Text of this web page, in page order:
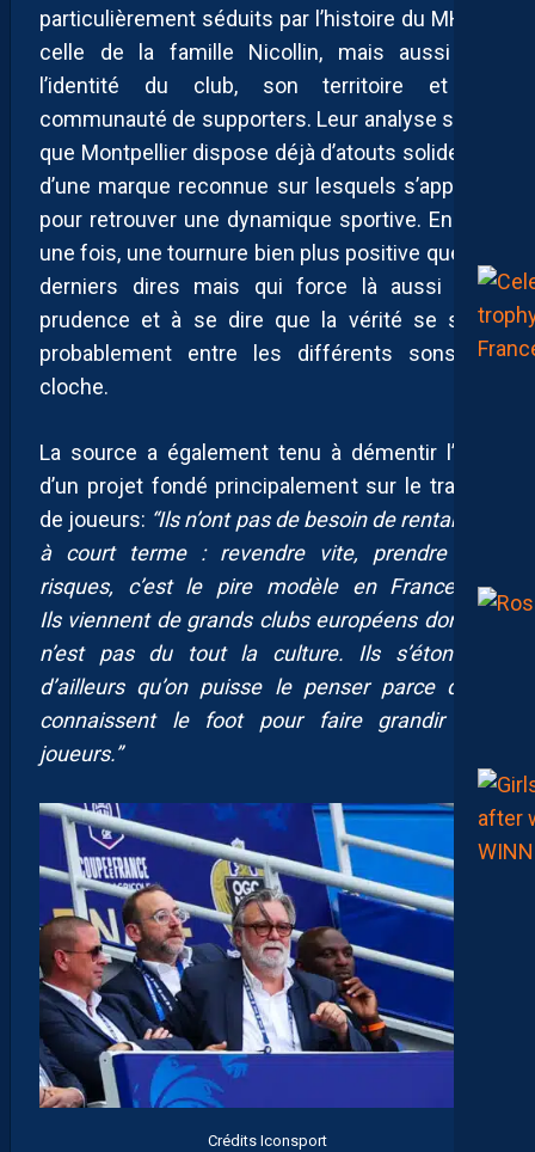
particulièrement séduits par l’histoire du MHSC,
celle de la famille Nicollin, mais aussi par
l’identité du club, son territoire et sa
communauté de supporters. Leur analyse serait
que Montpellier dispose déjà d’atouts solides et
d’une marque reconnue sur lesquels s’appuyer
pour retrouver une dynamique sportive. Encore
une fois, une tournure bien plus positive que les
derniers dires mais qui force là aussi à la
prudence et à se dire que la vérité se situe
probablement entre les différents sons de
cloche.
La source a également tenu à démentir l’idée
d’un projet fondé principalement sur le trading
de joueurs: “Ils n’ont pas de besoin de rentabilité
à court terme : revendre vite, prendre des
risques, c’est le pire modèle en France […]
Ils viennent de grands clubs européens dont ce
n’est pas du tout la culture. Ils s’étonnent
d’ailleurs qu’on puisse le penser parce qu’ils
connaissent le foot pour faire grandir des
joueurs.”
Crédits Iconsport